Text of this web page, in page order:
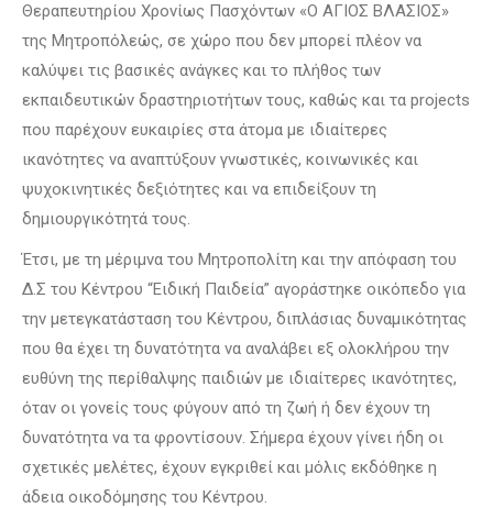
Θεραπευτηρίου Χρονίως Πασχόντων «Ο ΑΓΙΟΣ ΒΛΑΣΙΟΣ»
της Μητροπόλεώς, σε χώρο που δεν μπορεί πλέον να
καλύψει τις βασικές ανάγκες και το πλήθος των
εκπαιδευτικών δραστηριοτήτων τους, καθώς και τα projects
που παρέχουν ευκαιρίες στα άτομα με ιδιαίτερες
ικανότητες να αναπτύξουν γνωστικές, κοινωνικές και
ψυχοκινητικές δεξιότητες και να επιδείξουν τη
δημιουργικότητά τους.
Έτσι, με τη μέριμνα του Μητροπολίτη και την απόφαση του
Δ.Σ του Κέντρου “Ειδική Παιδεία” αγοράστηκε οικόπεδο για
την μετεγκατάσταση του Κέντρου, διπλάσιας δυναμικότητας
που θα έχει τη δυνατότητα να αναλάβει εξ ολοκλήρου την
ευθύνη της περίθαλψης παιδιών με ιδιαίτερες ικανότητες,
όταν οι γονείς τους φύγουν από τη ζωή ή δεν έχουν τη
δυνατότητα να τα φροντίσουν. Σήμερα έχουν γίνει ήδη οι
σχετικές μελέτες, έχουν εγκριθεί και μόλις εκδόθηκε η
άδεια οικοδόμησης του Κέντρου.